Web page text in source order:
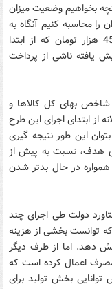
بخواهیم وضعیت میزان
را محاسبه کنیم آنگاه به
نتایج جالبی می رسیم! با توجه به مبلغ ثابت 45 هزار تومان که از ابتدا
یافته ناشی از پرداخت
شاخص بهای کل کالاها و
ابتدای اجرای این طرح
این طور نتیجه گیری
هدف، نسبت به پیش از
در حال بدتر شدن
دولت طی اجرای چند
توانست بخشی از هزینه
دهد. اما از طرف دیگر
اعمال کرده است که
بخش تولید برای